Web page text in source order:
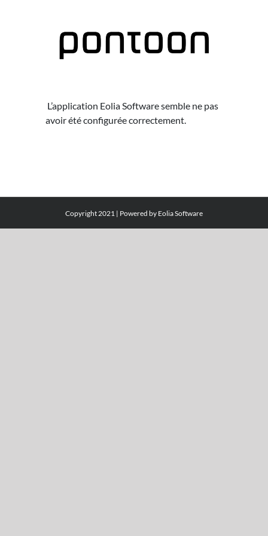
L’application Eolia Software semble ne pas
avoir été configurée correctement.
Copyright 2021 | Powered by Eolia Software